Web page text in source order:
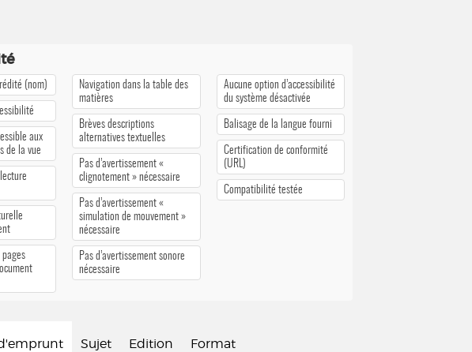
(nom)
aux
de la vue
Navigation dans la table des
matières
Brèves descriptions
alternatives textuelles
Pas d’avertissement «
clignotement » nécessaire
Pas d’avertissement «
simulation de mouvement »
nécessaire
Pas d’avertissement sonore
nécessaire
Aucune option d’accessibilité
du système désactivée
Balisage de la langue fourni
Certification de conformité
(URL)
Compatibilité testée
Sujet Edition Format